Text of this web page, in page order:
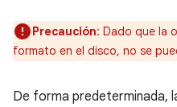
Precaución: Dado que la
formato en el disco, no se
De forma predeterminada,